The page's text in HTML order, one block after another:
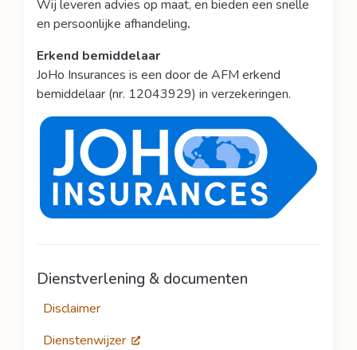
Wij leveren advies op maat, en bieden een snelle
en persoonlijke afhandeling.
Erkend bemiddelaar
JoHo Insurances is een door de AFM erkend
bemiddelaar (nr. 12043929) in verzekeringen.
Dienstverlening & documenten
Disclaimer
Dienstenwijzer